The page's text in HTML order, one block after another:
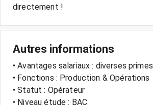
Autres informations
• Avantages salariaux : diverses primes
• Fonctions : Production & Opérations
• Statut : Opérateur
• Niveau étude : BAC